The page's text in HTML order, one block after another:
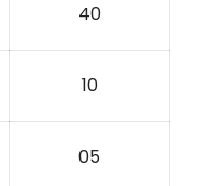
40
10
05